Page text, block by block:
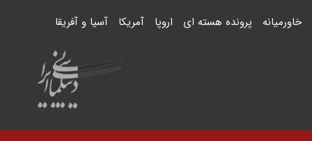
خاورمیانه پرونده هسته ای اروپا آمریکا آسیا و آفریقا